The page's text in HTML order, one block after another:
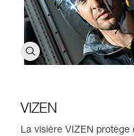
VIZEN
La visière VIZEN